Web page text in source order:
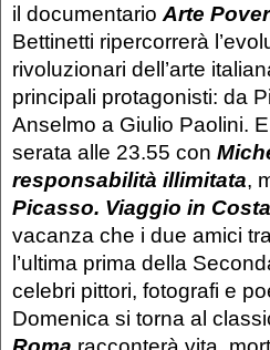
il documentario Arte
Bettinetti ripercorrerà
rivoluzionari dell’arte
principali protagonisti: da
Anselmo a Giulio Paolini.
serata alle 23.55 con
responsabilità illimitata,
Picasso. Viaggio in
vacanza che i due amici
l’ultima prima della
celebri pittori, fotografi e
Domenica si torna al